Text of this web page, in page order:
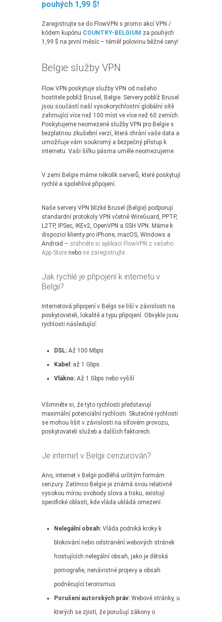
pouhých 1,99 $!
Zaregistrujte se do FlowVPN s promo akcí VPN /
kódem kupónu COUNTRY-BELGIUM za pouhých
1,99 $ na první měsíc – téměř polovinu běžné ceny!
Belgie služby VPN
Flow VPN poskytuje služby VPN od našeho
hostitele poblíž Brusel, Belgie. Servery poblíž Brusel
jsou součástí naší vysokorychlostní globální sítě
zahrnující více než 100 míst ve více než 60 zemích.
Poskytujeme neomezené služby VPN pro Belgie s
bezplatnou zkušební verzí, která chrání vaše data a
umožňuje vám soukromý a bezpečný přístup k
internetu. Vaši šířku pásma uměle neomezujeme.
V zemi Belgie máme několik serverů, které poskytují
rychlé a spolehlivé připojení.
Naše servery VPN blízké Brusel (Belgie) podporují
standardní protokoly VPN včetně WireGuard, PPTP,
L2TP, IPSec, IKEv2, OpenVPN a SSH VPN. Máme k
dispozici klienty pro iPhone, macOS, Windows a
Android – stáhněte si aplikaci FlowVPN z vašeho
App Store nebo se zaregistrujte .
Jak rychlé je připojení k internetu v
Belgii?
Internetová připojení v Belgii se liší v závislosti na
poskytovateli, lokalitě a typu připojení. Obvykle jsou
rychlosti následující:
DSL: Až 100 Mbps
Kabel: až 1 Gbps
Vlákno: Až 1 Gbps nebo vyšší
Všimněte si, že tyto rychlosti představují
maximální potenciální rychlosti. Skutečné rychlosti
se mohou lišit v závislosti na síťovém provozu,
poskytovateli služeb a dalších faktorech.
Je internet v Belgii cenzurován?
Ano, internet v Belgii podléhá určitým formám
cenzury. Zatímco Belgie je známá svou relativně
vysokou mírou svobody slova a tisku, existují
specifické oblasti, kde vláda ukládá omezení.
Nelegální obsah: Vláda podniká kroky k
blokování nebo odstranění webových stránek
hostujících nelegální obsah, jako je dětská
pornografie, nenávistné projevy a obsah
podněcující terorismus.
Porušení autorských práv: Webové stránky, u
kterých se zjistí, že porušují zákony o